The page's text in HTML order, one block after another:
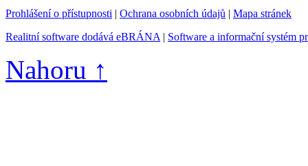
Prohlášení o přístupnosti | Ochrana osobních údajů | Mapa stránek
Realitní software dodává eBRÁNA | Software a informační systém
Nahoru ↑